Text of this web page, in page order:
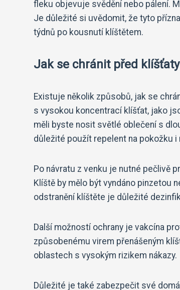
fleku objevuje svědění nebo pálení.
Je důležité si uvědomit, že tyto
týdnů po kousnutí klíštětem.
Jak se chránit před
Existuje několik způsobů, jak se
s vysokou koncentrací klíšťat, jako
měli byste nosit světlé oblečení s
důležité použít repelent na pokožku i
Po návratu z venku je nutné pečlivě
Klíště by mělo být vyndáno pinzetou
odstranění klíštěte je důležité
Další možností ochrany je vakcína
způsobenému virem přenášeným
oblastech s vysokým rizikem nákazy.
Důležité je také zabezpečit své